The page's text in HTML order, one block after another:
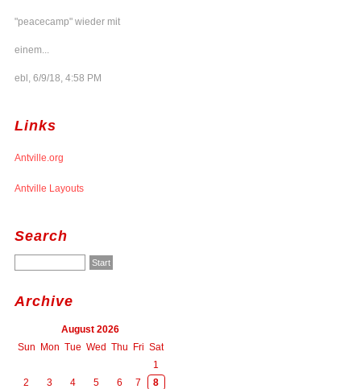
"peacecamp" wieder mit
einem...
ebl, 6/9/18, 4:58 PM
Links
Antville.org
Antville Layouts
Search
Archive
August 2026
Sun Mon Tue Wed Thu Fri Sat
1
2
3 4 5 6 7
8